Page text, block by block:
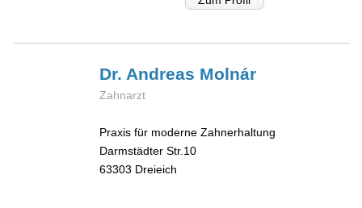
Dr. Andreas Molnár
Zahnarzt
Praxis für moderne Zahnerhaltung
Darmstädter Str.10
63303 Dreieich